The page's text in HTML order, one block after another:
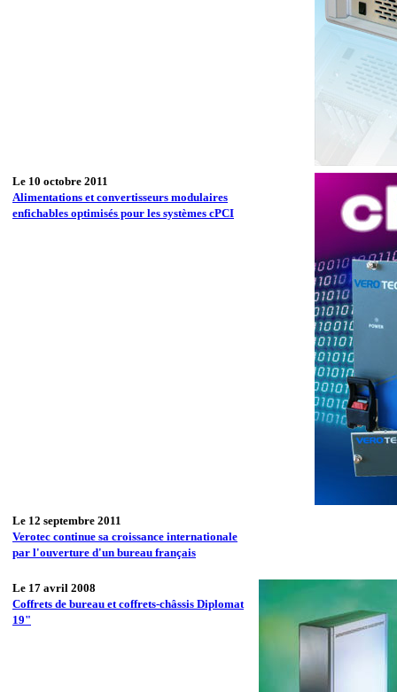
Le 10 octobre 2011
Alimentations et convertisseurs modulaires
enfichables optimisés pour les systèmes cPCI
Le 12 septembre 2011
Verotec continue sa croissance internationale
par l'ouverture d'un bureau français
Le 17 avril 2008
Coffrets de bureau et coffrets-châssis Diplomat
19"